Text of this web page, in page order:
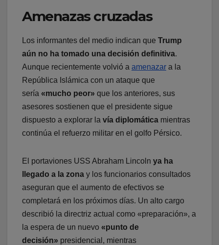
Amenazas cruzadas
Los informantes del medio indican que Trump
aún no ha tomado una decisión definitiva.
Aunque recientemente volvió a amenazar a la
República Islámica con un ataque que
sería «mucho peor» que los anteriores, sus
asesores sostienen que el presidente sigue
dispuesto a explorar la vía diplomática mientras
continúa el refuerzo militar en el golfo Pérsico.
El portaviones USS Abraham Lincoln ya ha
llegado a la zona y los funcionarios consultados
aseguran que el aumento de efectivos se
completará en los próximos días. Un alto cargo
describió la directriz actual como «preparación», a
la espera de un nuevo «punto de
decisión» presidencial, mientras